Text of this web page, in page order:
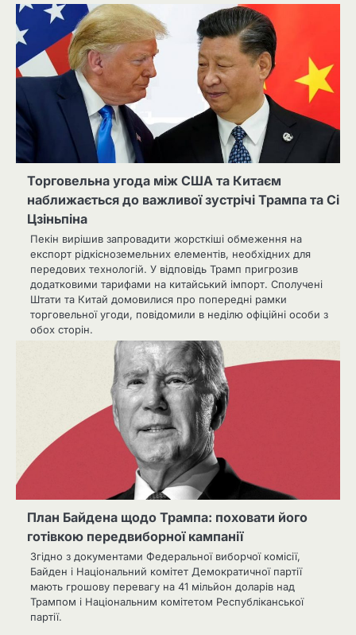
Торговельна угода між США та Китаєм
наближається до важливої зустрічі Трампа та Сі
Цзіньпіна
Пекін вирішив запровадити жорсткіші обмеження на
експорт рідкісноземельних елементів, необхідних для
передових технологій. У відповідь Трамп пригрозив
додатковими тарифами на китайський імпорт. Сполучені
Штати та Китай домовилися про попередні рамки
торговельної угоди, повідомили в неділю офіційні особи з
обох сторін.
План Байдена щодо Трампа: поховати його
готівкою передвиборної кампанії
Згідно з документами Федеральної виборчої комісії,
Байден і Національний комітет Демократичної партії
мають грошову перевагу на 41 мільйон доларів над
Трампом і Національним комітетом Республіканської
партії.